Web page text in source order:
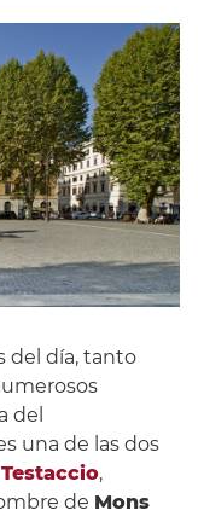
del día, tanto
del
una de las dos
,
de Mons